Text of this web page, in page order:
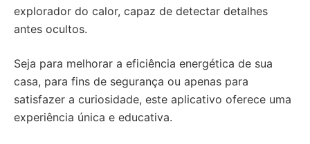
explorador do calor, capaz de detectar detalhes
antes ocultos.
Seja para melhorar a eficiência energética de sua
casa, para fins de segurança ou apenas para
satisfazer a curiosidade, este aplicativo oferece uma
experiência única e educativa.